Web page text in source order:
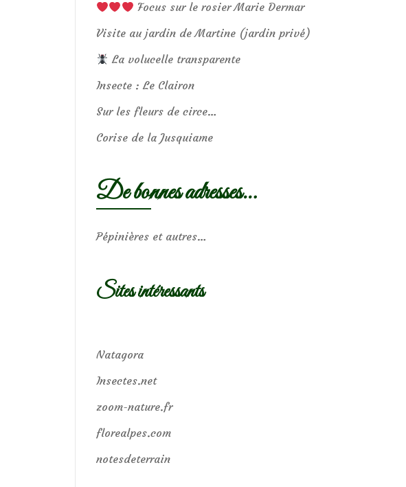
Focus sur le rosier Marie Dermar
Visite au jardin de Martine (jardin privé)
La volucelle transparente
Insecte : Le Clairon
Sur les fleurs de circe…
Corise de la Jusquiame
De bonnes adresses…
Pépinières et autres…
Sites intéressants
Natagora
Insectes.net
zoom-nature.fr
florealpes.com
notesdeterrain